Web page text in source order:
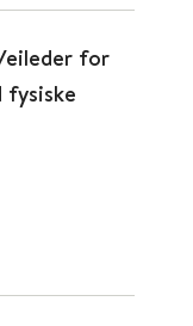
for
fysiske